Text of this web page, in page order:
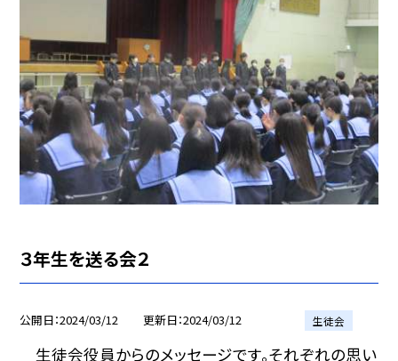
３年生を送る会２
公開日 2024/03/12 更新日 2024/03/12 生徒会
生徒会役員からのメッセージです。それぞれの思い